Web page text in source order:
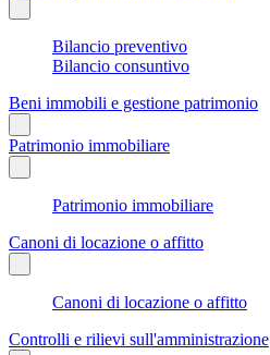
Bilancio preventivo
Bilancio consuntivo
Beni immobili e gestione patrimonio
Patrimonio immobiliare
Patrimonio immobiliare
Canoni di locazione o affitto
Canoni di locazione o affitto
Controlli e rilievi sull'amministrazione